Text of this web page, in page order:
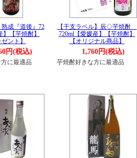
成『道後』72
【芋焼酎】
ゼント】
円(税込)
に最適品
【干支ラベル】辰◇芋焼酎
720ml【愛媛産】【芋焼酎】
【オリジナル商品】
1,760円(税込)
芋焼酎好きな方に最適品